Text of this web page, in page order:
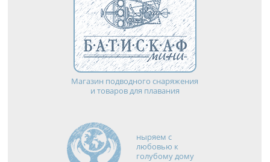
Магазин подводного снаряжения
и товаров для плавания
ныряем с
любовью к
голубому дому